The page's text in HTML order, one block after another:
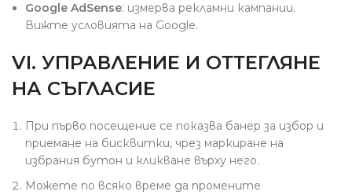
Google AdSense: измерва рекламни кампании.
Вижте условията на Google.
VI. УПРАВЛЕНИЕ И ОТТЕГЛЯНЕ
НА СЪГЛАСИЕ
При първо посещение се показва банер за избор и
приемане на бисквитки, чрез маркиране на
избрания бутон и кликване върху него.
Можете по всяко време да промените